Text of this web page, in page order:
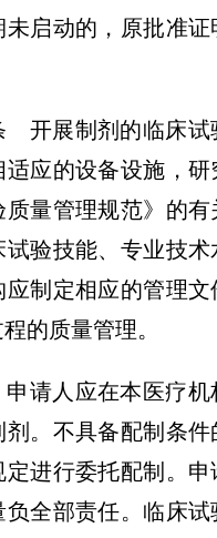
启动的，原批准证
开展制剂的临床试
应的设备设施，研
质量管理规范》的
验技能、专业技术
应制定相应的管理
的质量管理。
请人应在本医疗机
。不具备配制条件
进行委托配制。申
全部责任。临床试